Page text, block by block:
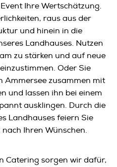
Ihre Wertschätzung.
raus aus der
und hinein in die
Landhauses. Nutzen
zu stärken und auf neue
Oder Sie
Ammersee zusammen mit
und lassen ihn bei einem
ausklingen. Durch die
Landhauses feiern Sie
Ihren Wünschen.
Catering sorgen wir dafür,